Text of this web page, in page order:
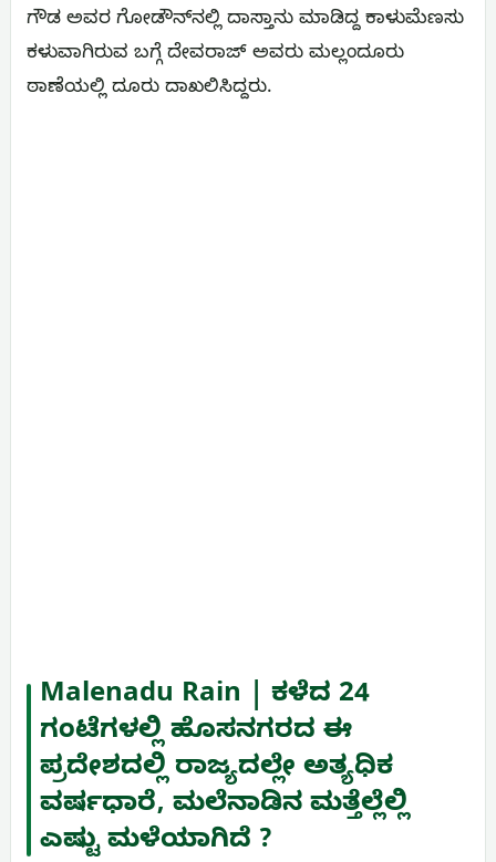
ಗೌಡ ಅವರ ಗೋಡೌನ್‌ನಲ್ಲಿ ದಾಸ್ತಾನು ಮಾಡಿದ್ದ ಕಾಳುಮೆಣಸು
ಕಳುವಾಗಿರುವ ಬಗ್ಗೆ ದೇವರಾಜ್ ಅವರು ಮಲ್ಲಂದೂರು
ಠಾಣೆಯಲ್ಲಿ ದೂರು ದಾಖಲಿಸಿದ್ದರು.
Malenadu Rain | ಕಳೆದ 24
ಗಂಟೆಗಳಲ್ಲಿ ಹೊಸನಗರದ ಈ
ಪ್ರದೇಶದಲ್ಲಿ ರಾಜ್ಯದಲ್ಲೇ ಅತ್ಯಧಿಕ
ವರ್ಷಧಾರೆ, ಮಲೆನಾಡಿನ ಮತ್ತೆಲ್ಲೆಲ್ಲಿ
ಎಷ್ಟು ಮಳೆಯಾಗಿದೆ ?